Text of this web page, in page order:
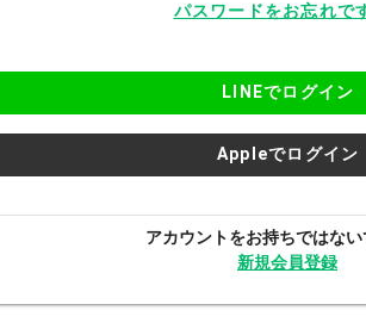
パスワードをお忘れで
LINEでログイン
Appleでログイン
アカウントをお持ちではない
新規会員登録